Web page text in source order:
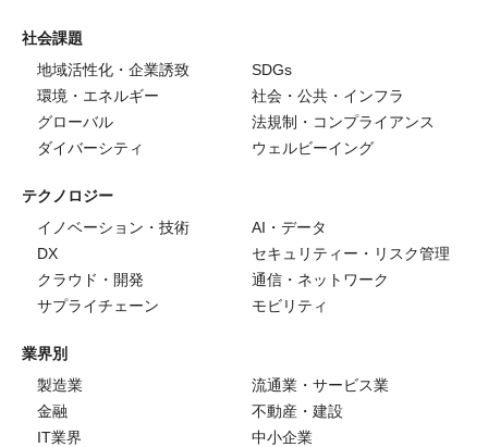
社会課題
地域活性化・企業誘致
SDGs
環境・エネルギー
社会・公共・インフラ
グローバル
法規制・コンプライアンス
ダイバーシティ
ウェルビーイング
テクノロジー
イノベーション・技術
AI・データ
DX
セキュリティー・リスク管理
クラウド・開発
通信・ネットワーク
サプライチェーン
モビリティ
業界別
製造業
流通業・サービス業
金融
不動産・建設
IT業界
中小企業